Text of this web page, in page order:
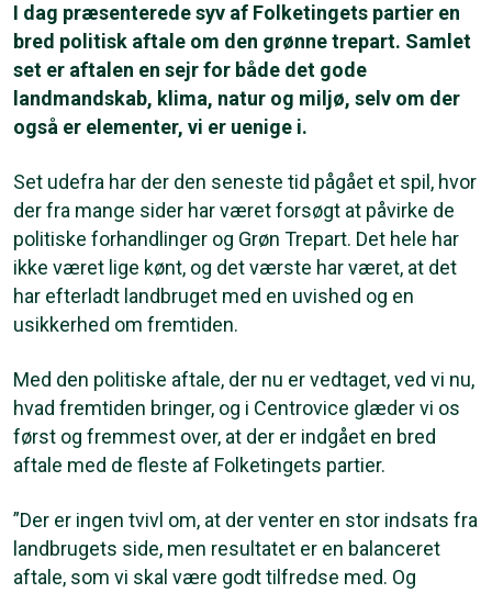
I dag præsenterede syv af Folketingets partier en
bred politisk aftale om den grønne trepart. Samlet
set er aftalen en sejr for både det gode
landmandskab, klima, natur og miljø, selv om der
også er elementer, vi er uenige i.
Set udefra har der den seneste tid pågået et spil, hvor
der fra mange sider har været forsøgt at påvirke de
politiske forhandlinger og Grøn Trepart. Det hele har
ikke været lige kønt, og det værste har været, at det
har efterladt landbruget med en uvished og en
usikkerhed om fremtiden.
Med den politiske aftale, der nu er vedtaget, ved vi nu,
hvad fremtiden bringer, og i Centrovice glæder vi os
først og fremmest over, at der er indgået en bred
aftale med de fleste af Folketingets partier.
”Der er ingen tvivl om, at der venter en stor indsats fra
landbrugets side, men resultatet er en balanceret
aftale, som vi skal være godt tilfredse med. Og